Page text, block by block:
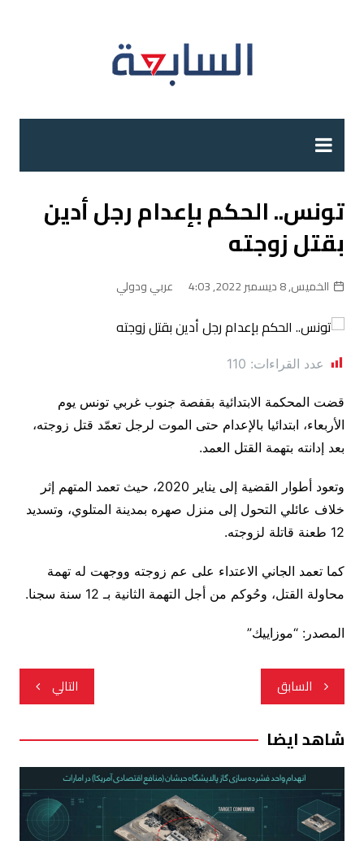
تونس.. الحكم بإعدام رجل أدين
بقتل زوجته
الخميس, 8 ديسمبر 2022, 4:03 عربي ودولي
عدد القراءات: 110
قضت المحكمة الابتدائية بقفصة جنوب غربي تونس يوم
الأربعاء، ابتدائيا بالإعدام حتى الموت لرجل تعمّد قتل زوجته،
بعد إدانته بتهمة القتل العمد.
وتعود أطوار القضية إلى يناير 2020، حيث تعمد المتهم إثر
خلاف عائلي التحول إلى منزل صهره بمدينة المتلوي، وتسديد
12 طعنة قاتلة لزوجته.
كما تعمد الجاني الاعتداء على عم زوجته ووجهت له تهمة
محاولة القتل، وحُوكم من أجل التهمة الثانية بـ 12 سنة سجنا.
المصدر: “موزاييك”
تصفّح
المقالات
السابق التالي
شاهد ايضا